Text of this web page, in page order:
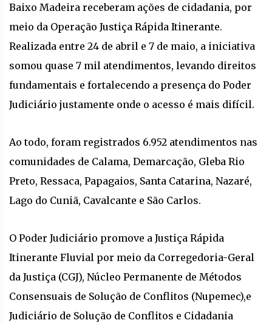
Baixo Madeira receberam ações de cidadania, por
meio da Operação Justiça Rápida Itinerante.
Realizada entre 24 de abril e 7 de maio, a iniciativa
somou quase 7 mil atendimentos, levando direitos
fundamentais e fortalecendo a presença do Poder
Judiciário justamente onde o acesso é mais difícil.
Ao todo, foram registrados 6.952 atendimentos nas
comunidades de Calama, Demarcação, Gleba Rio
Preto, Ressaca, Papagaios, Santa Catarina, Nazaré,
Lago do Cuniã, Cavalcante e São Carlos.
O Poder Judiciário promove a Justiça Rápida
Itinerante Fluvial por meio da Corregedoria-Geral
da Justiça (CGJ), Núcleo Permanente de Métodos
Consensuais de Solução de Conflitos (Nupemec),e
Judiciário de Solução de Conflitos e Cidadania